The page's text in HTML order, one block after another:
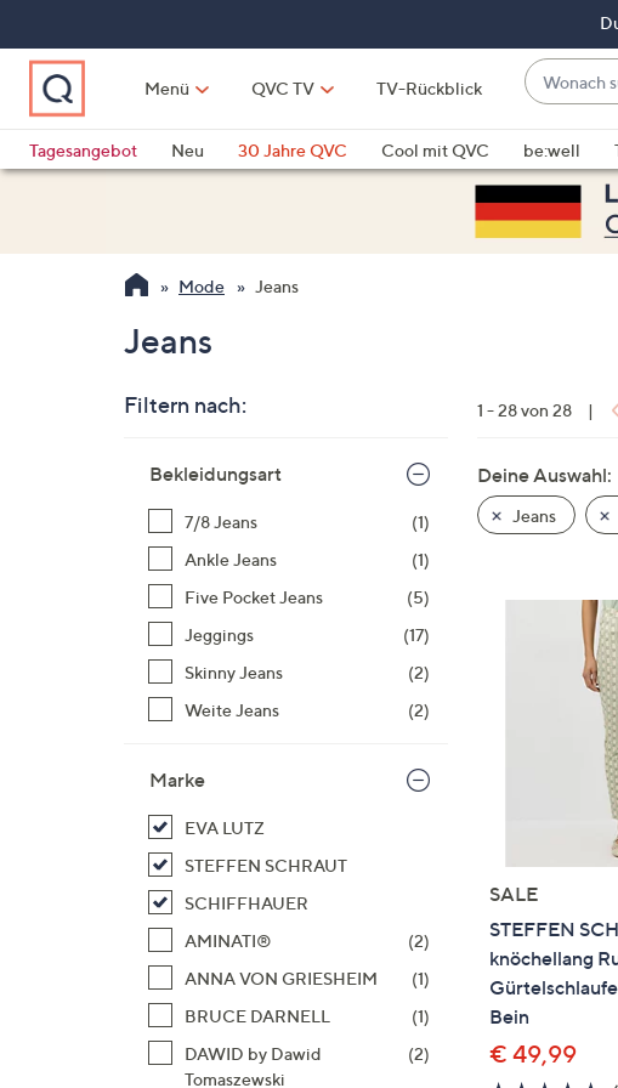
springen
Menü QVC TV TV-Rückblick
Wonach
suchst
du
heute?
verfügbar
sind,
und
unten
oder
wischen
Touch-
Geräten
Tagesangebot
Neu 30 Jahre QVC Cool mit QVC be:well
Mode Jeans
Jeans
Filtern nach:
Produktliste
Bekleidungsart
7/8 Jeans
(1)
Ankle Jeans
(1)
Five Pocket Jeans
(5)
Jeggings
(17)
Skinny Jeans
(2)
Weite Jeans
(2)
Marke
EVA LUTZ
STEFFEN SCHRAUT
SCHIFFHAUER
AMINATI®
(2)
ANNA VON GRIESHEIM
(1)
BRUCE DARNELL
(1)
DAWID by Dawid
Tomaszewski
(2)
1 - 28 von 28 |
Deine Auswahl:
Jeans
SALE
STEFFEN
knöchellang
Bein
€ 49,99